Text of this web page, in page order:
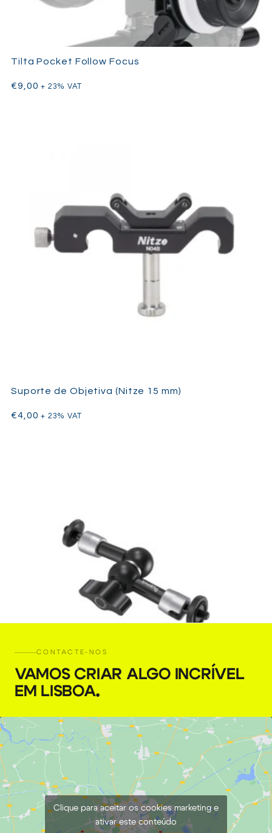
Tilta Pocket Follow Focus
€9,00 + 23% VAT
Suporte de Objetiva (Nitze 15 mm)
€4,00 + 23% VAT
Magic Arm 5.5 polegadas (15 cm)
€3,00 + 23% VAT
CONTACTE-NOS
VAMOS CRIAR ALGO INCRÍVEL
EM LISBOA.
Clique para aceitar os cookies marketing e
ativar este conteúdo